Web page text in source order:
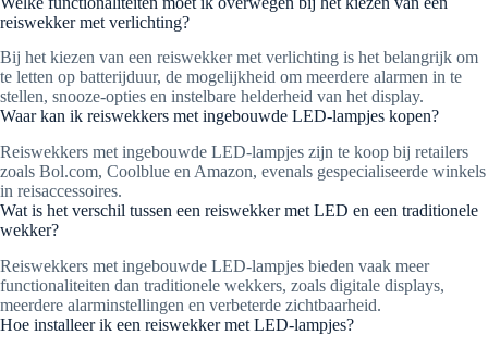
reiswekker met verlichting?
Bij het kiezen van een reiswekker met verlichting is het belangrijk om
te letten op batterijduur, de mogelijkheid om meerdere alarmen in te
stellen, snooze-opties en instelbare helderheid van het display.
Waar kan ik reiswekkers met ingebouwde LED-lampjes kopen?
Reiswekkers met ingebouwde LED-lampjes zijn te koop bij retailers
zoals Bol.com, Coolblue en Amazon, evenals gespecialiseerde winkels
in reisaccessoires.
Wat is het verschil tussen een reiswekker met LED en een traditionele
wekker?
Reiswekkers met ingebouwde LED-lampjes bieden vaak meer
functionaliteiten dan traditionele wekkers, zoals digitale displays,
meerdere alarminstellingen en verbeterde zichtbaarheid.
Hoe installeer ik een reiswekker met LED-lampjes?